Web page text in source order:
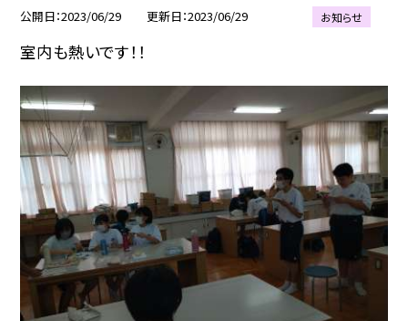
公開日 2023/06/29 更新日 2023/06/29 お知らせ
室内も熱いです！！